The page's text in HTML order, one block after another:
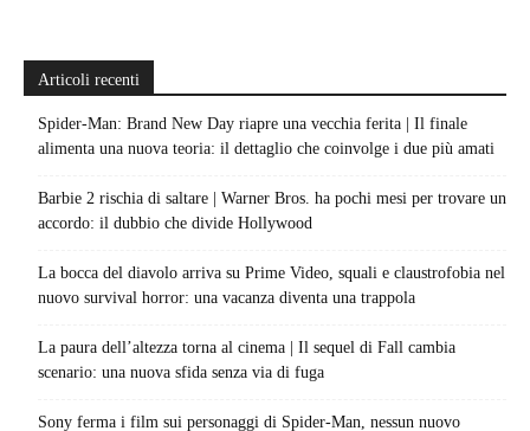
Articoli recenti
Spider-Man: Brand New Day riapre una vecchia ferita | Il finale
alimenta una nuova teoria: il dettaglio che coinvolge i due più amati
Barbie 2 rischia di saltare | Warner Bros. ha pochi mesi per trovare un
accordo: il dubbio che divide Hollywood
La bocca del diavolo arriva su Prime Video, squali e claustrofobia nel
nuovo survival horror: una vacanza diventa una trappola
La paura dell’altezza torna al cinema | Il sequel di Fall cambia
scenario: una nuova sfida senza via di fuga
Sony ferma i film sui personaggi di Spider-Man, nessun nuovo